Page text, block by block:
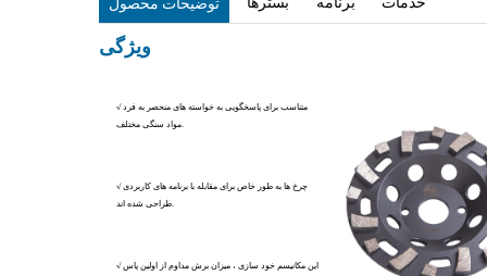
توضیحات محصول
√ متناسب برای پاسخگویی به خواسته های منحصر به فرد
مواد سنگی مختلف.
√ چرخ ها به طور خاص برای مقابله با برنامه های کاربردی
طراحی شده اند.
√ این مکانیسم خود سازی ، میزان برش مداوم از اولین پاس